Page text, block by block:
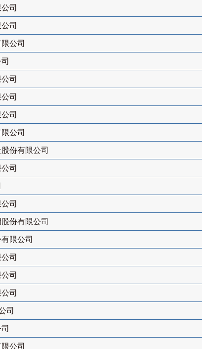
司
司
公司
司
司
司
公司
份有限公司
司
司
份有限公司
限公司
司
司
司
司
公司